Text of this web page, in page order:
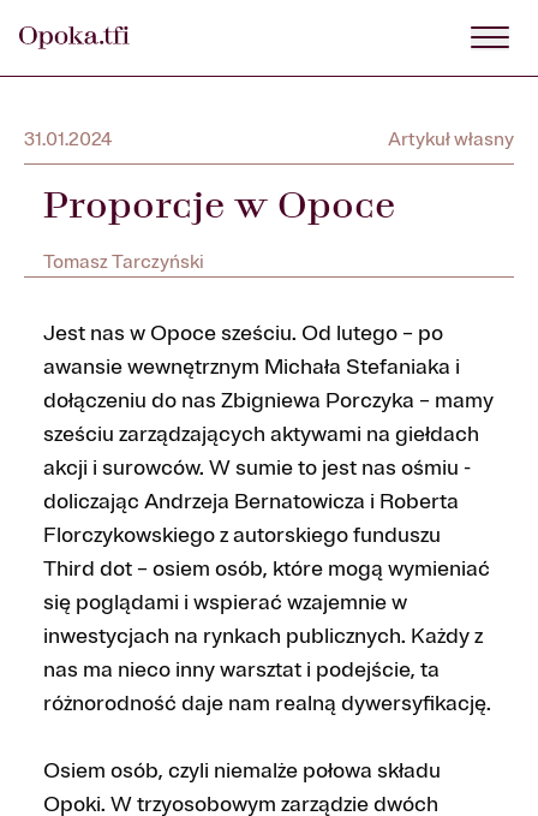
31.01.2024 Artykuł własny
Proporcje w Opoce
Tomasz Tarczyński
Jest nas w Opoce sześciu. Od lutego – po
awansie wewnętrznym Michała Stefaniaka i
dołączeniu do nas Zbigniewa Porczyka – mamy
sześciu zarządzających aktywami na giełdach
akcji i surowców. W sumie to jest nas ośmiu -
doliczając Andrzeja Bernatowicza i Roberta
Florczykowskiego z autorskiego funduszu
Third dot – osiem osób, które mogą wymieniać
się poglądami i wspierać wzajemnie w
inwestycjach na rynkach publicznych. Każdy z
nas ma nieco inny warsztat i podejście, ta
różnorodność daje nam realną dywersyfikację.
Osiem osób, czyli niemalże połowa składu
Opoki. W trzyosobowym zarządzie dwóch